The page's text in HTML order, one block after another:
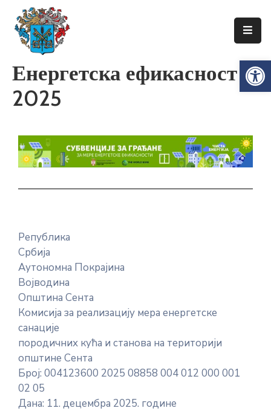
Упознајте
Сенту
Локална
самоуправа
Општинска
управа
Документи
Информатор
управа
Српски
Енергетска ефикасност
2025
Република
Србија
Аутономна Покрајина
Војводина
Општина Сента
Комисија за реализацију мера енергетске
санације
породичних кућа и станова на територији
општине Сента
Број: 004123600 2025 08858 004 012 000 001
02 05
Дана: 11. децембра 2025. године